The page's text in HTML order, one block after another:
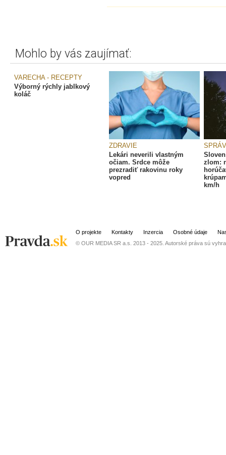
Mohlo by vás zaujímať:
VARECHA - RECEPTY
Výborný rýchly jablkový
koláč
ZDRAVIE
Lekári neverili vlastným
očiam. Srdce môže
prezradiť rakovinu roky
vopred
zlom:
km/h
O projekte Kontakty Inzercia Osobné údaje
© OUR MEDIA SR a.s. 2013 - 2025. Autorské práva sú